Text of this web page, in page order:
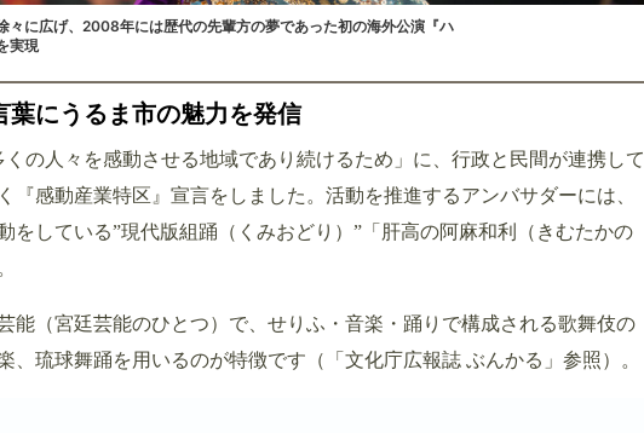
々に広げ、2008年には歴代の先輩方の夢であった初の海外公演『ハ
実現
葉にうるま市の魅力を発信
くの人々を感動させる地域であり続けるため」に、行政と民間が連携して
『感動産業特区』宣言をしました。活動を推進するアンバサダーには、
をしている”現代版組踊（くみおどり）”「肝高の阿麻和利（きむたかの
能（宮廷芸能のひとつ）で、せりふ・音楽・踊りで構成される歌舞伎の
、琉球舞踊を用いるのが特徴です（「文化庁広報誌 ぶんかる」参照）。